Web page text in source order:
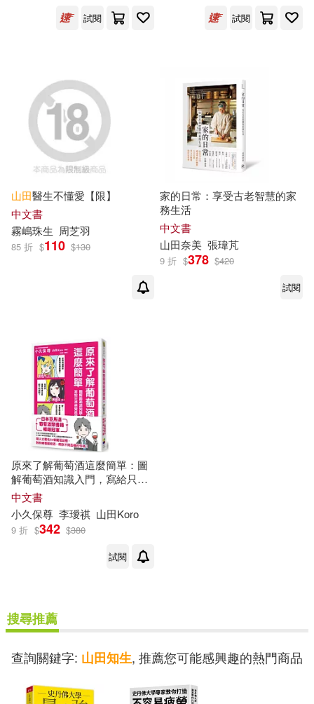
電子書 (可複選)
適合手機平板閱讀(1)
適合平板閱讀(1)
其他 (可複選)
作者/演唱/譯/編/繪(5)
價格
範圍
試閱
試閱
山田醫生不懂愛【限】
中文書
霧嶋珠生 周芝羽
85 折 $110 $130
家的日常：享受古老智慧的家
務生活
中文書
山田奈美 張瑋芃
9 折 $378 $420
試閱
原來了解葡萄酒這麼簡單：圖
解葡萄酒知識入門，寫給只憑
感覺挑酒的你
中文書
小久保尊 李璦祺 山田Koro
9 折 $342 $380
試閱
搜尋推薦
查詢關鍵字: 山田知生, 推薦您可能感興趣的熱門商品